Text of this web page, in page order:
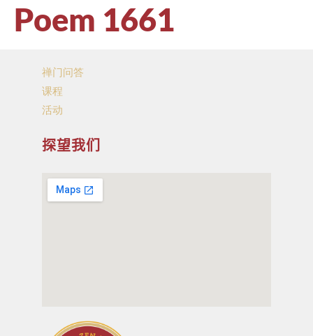
Poem 1661
禅门问答
课程
活动
探望我们